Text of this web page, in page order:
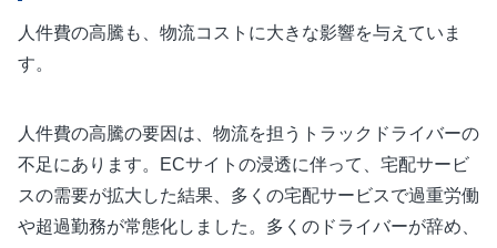
人件費の高騰も、物流コストに大きな影響を与えていま
す。
人件費の高騰の要因は、物流を担うトラックドライバーの
不足にあります。ECサイトの浸透に伴って、宅配サービ
スの需要が拡大した結果、多くの宅配サービスで過重労働
や超過勤務が常態化しました。多くのドライバーが辞め、